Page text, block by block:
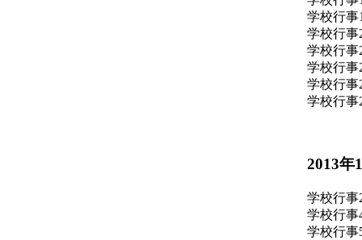
学校行事
学校行事
学校行事
学校行事
学校行事
学校行事
2013年
学校行事
学校行事
学校行事